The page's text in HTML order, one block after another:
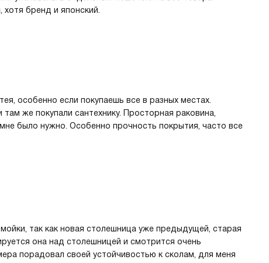
бренд и японский.
особенно если покупаешь все в разных местах.
же покупали сантехнику. Просторная раковина,
было нужно. Особенно прочность покрытия, часто все
так как новая столешница уже предыдущей, старая
она над столешницей и смотрится очень
порадовал своей устойчивостью к сколам, для меня